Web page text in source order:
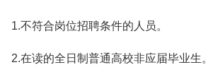
1.不符合岗位招聘条件的人员。
2.在读的全日制普通高校非应届毕业生。